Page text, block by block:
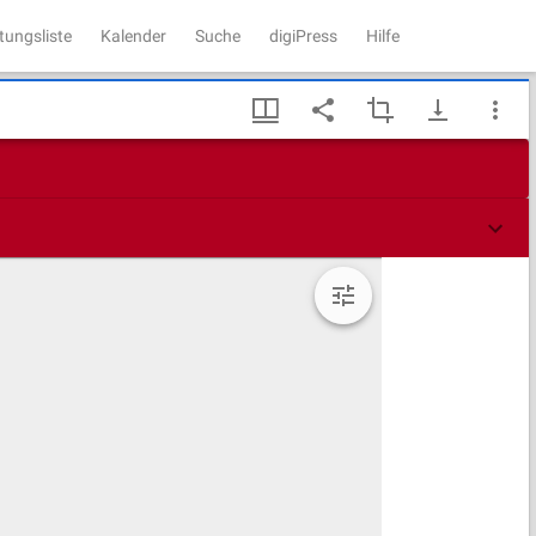
Kalender Suche digiPress Hilfe